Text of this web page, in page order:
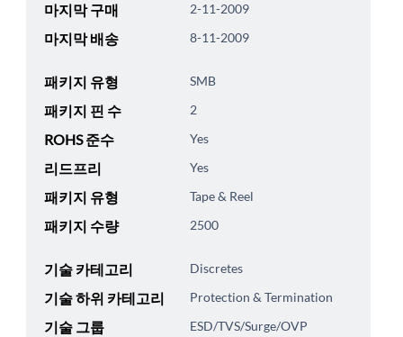
마지막 구매 2-11-2009
마지막 배송 8-11-2009
패키지 유형 SMB
패키지 핀 수 2
ROHS 준수 Yes
리드프리 Yes
패키지 유형 Tape & Reel
패키지 수량 2500
기술 카테고리 Discretes
기술 하위 카테고리 Protection & Termination
기술 그룹 ESD/TVS/Surge/OVP